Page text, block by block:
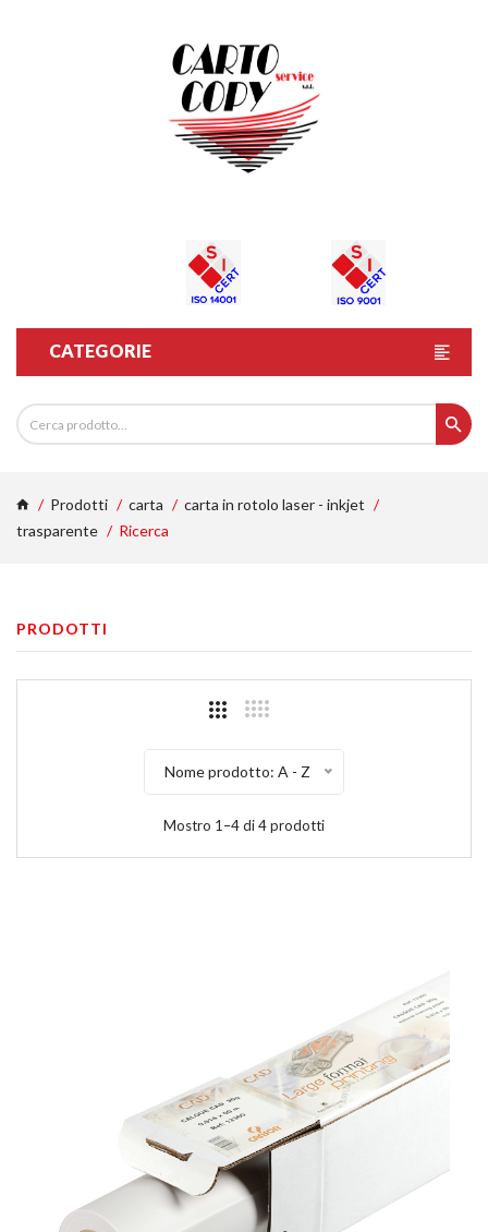
CATEGORIE
Prodotti carta
carta in rotolo laser - inkjet
trasparente
Ricerca
PRODOTTI
Nome prodotto: A - Z
Mostro 1–4 di 4 prodotti